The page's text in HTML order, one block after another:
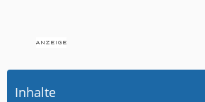
Inhalte